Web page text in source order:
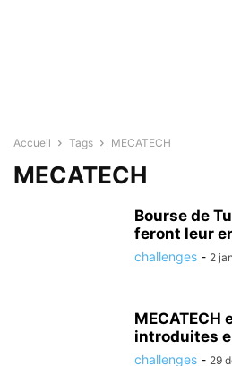
Accueil Tags MECATECH
MECATECH
Bourse de
feront leur
challenges - 2
MECATECH
introduites
challenges - 29